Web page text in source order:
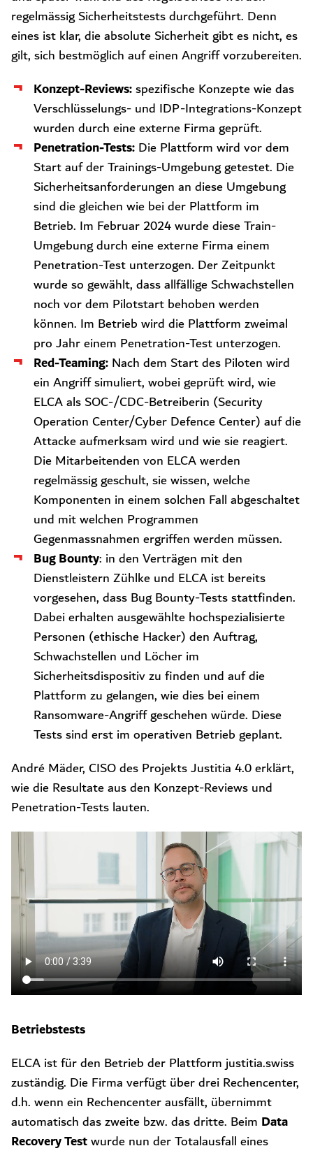
regelmässig Sicherheitstests durchgeführt. Denn
eines ist klar, die absolute Sicherheit gibt es nicht, es
gilt, sich bestmöglich auf einen Angriff vorzubereiten.
Konzept-Reviews:spezifische Konzepte wie das
Verschlüsselungs- und IDP-Integrations-Konzept
wurden durch eine externe Firma geprüft.
Penetration-Tests:Die Plattform wird vor dem
Start auf der Trainings-Umgebung getestet. Die
Sicherheitsanforderungen an diese Umgebung
sind die gleichen wie bei der Plattform im
Betrieb. Im Februar 2024 wurde diese Train-
Umgebung durch eine externe Firma einem
Penetration-Test unterzogen. Der Zeitpunkt
wurde so gewählt, dass allfällige Schwachstellen
noch vor dem Pilotstart behoben werden
können. Im Betrieb wird die Plattform zweimal
pro Jahr einem Penetration-Test unterzogen.
Red-Teaming:Nach dem Start des Piloten wird
ein Angriff simuliert, wobei geprüft wird, wie
ELCA als SOC-/CDC-Betreiberin (Security
Operation Center/Cyber Defence Center) auf die
Attacke aufmerksam wird und wie sie reagiert.
Die Mitarbeitenden von ELCA werden
regelmässig geschult, sie wissen, welche
Komponenten in einem solchen Fall abgeschaltet
und mit welchen Programmen
Gegenmassnahmen ergriffen werden müssen.
Bug Bounty: in den Verträgen mit den
Dienstleistern Zühlke und ELCA ist bereits
vorgesehen, dass Bug Bounty-Tests stattfinden.
Dabei erhalten ausgewählte hochspezialisierte
Personen (ethische Hacker) den Auftrag,
Schwachstellen und Löcher im
Sicherheitsdispositiv zu finden und auf die
Plattform zu gelangen, wie dies bei einem
Ransomware-Angriff geschehen würde. Diese
Tests sind erst im operativen Betrieb geplant.
André Mäder, CISO des Projekts Justitia 4.0 erklärt,
wie die Resultate aus den Konzept-Reviews und
Penetration-Tests lauten.
Betriebstests
ELCA ist für den Betrieb der Plattform justitia.swiss
zuständig. Die Firma verfügt über drei Rechencenter,
d.h. wenn ein Rechencenter ausfällt, übernimmt
automatisch das zweite bzw. das dritte. Beim Data
Recovery Testwurde nun der Totalausfall eines